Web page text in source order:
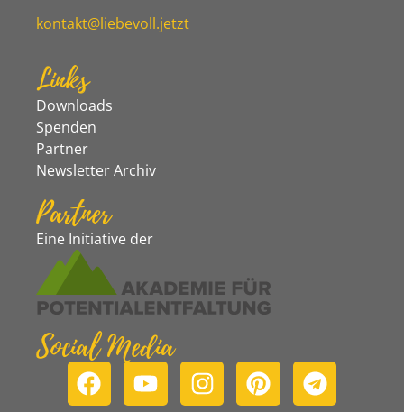
kontakt@liebevoll.jetzt
Links
Downloads
Spenden
Partner
Newsletter Archiv
Partner
Eine Initiative der
Social Media